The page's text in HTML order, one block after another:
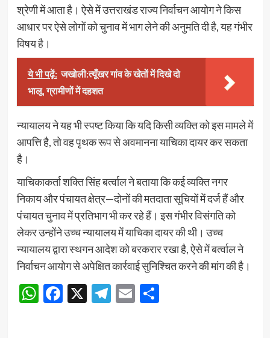
श्रेणी में आता है। ऐसे में उत्तराखंड राज्य निर्वाचन आयोग ने किस
आधार पर ऐसे लोगों को चुनाव में भाग लेने की अनुमति दी है, यह गंभीर
विषय है।
ये भी पढ़ें: जखोली:त्यूँखर गांव के खेतों में दिखे दो
भालू, ग्रामीणों में दहशत
न्यायालय ने यह भी स्पष्ट किया कि यदि किसी व्यक्ति को इस मामले में
आपत्ति है, तो वह पृथक रूप से अवमानना याचिका दायर कर सकता
है।
याचिकाकर्ता शक्ति सिंह बर्त्वाल ने बताया कि कई व्यक्ति नगर
निकाय और पंचायत क्षेत्र—दोनों की मतदाता सूचियों में दर्ज हैं और
पंचायत चुनाव में प्रतिभाग भी कर रहे हैं। इस गंभीर विसंगति को
लेकर उन्होंने उच्च न्यायालय में याचिका दायर की थी। उच्च
न्यायालय द्वारा स्थगन आदेश को बरकरार रखा है, ऐसे में बर्त्वाल ने
निर्वाचन आयोग से अपेक्षित कार्रवाई सुनिश्चित करने की मांग की है।
WhatsApp
Facebook
X Telegram
EmailShare